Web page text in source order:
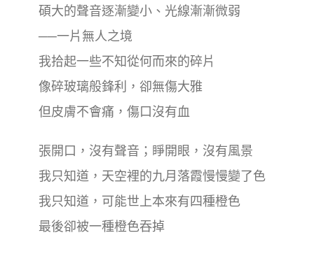
碩大的聲音逐漸變小、光線漸漸微弱
──一片無人之境
我拾起一些不知從何而來的碎片
像碎玻璃般鋒利，卻無傷大雅
但皮膚不會痛，傷口沒有血
張開口，沒有聲音；睜開眼，沒有風景
我只知道，天空裡的九月落霞慢慢變了色
我只知道，可能世上本來有四種橙色
最後卻被一種橙色吞掉